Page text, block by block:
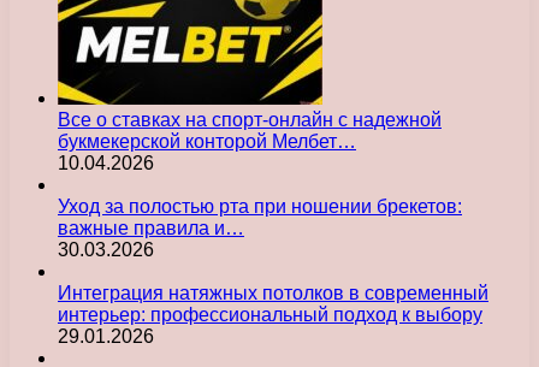
Все о ставках на спорт-онлайн с надежной
букмекерской конторой Мелбет…
10.04.2026
Уход за полостью рта при ношении брекетов:
важные правила и…
30.03.2026
Интеграция натяжных потолков в современный
интерьер: профессиональный подход к выбору
29.01.2026